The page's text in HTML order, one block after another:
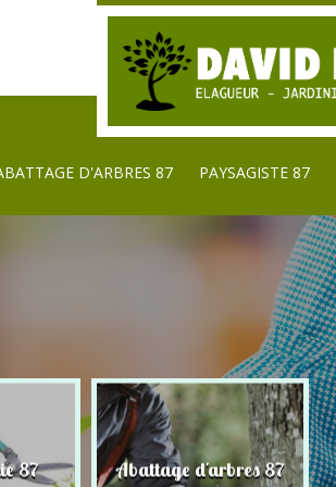
D'ARBRES 87 PAYSAGISTE 87
87 Abattage d'arbres 87